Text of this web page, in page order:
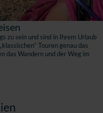
zu sein und sind in Ihrem Urlaub
Touren genau das
das Wandern und der Weg im